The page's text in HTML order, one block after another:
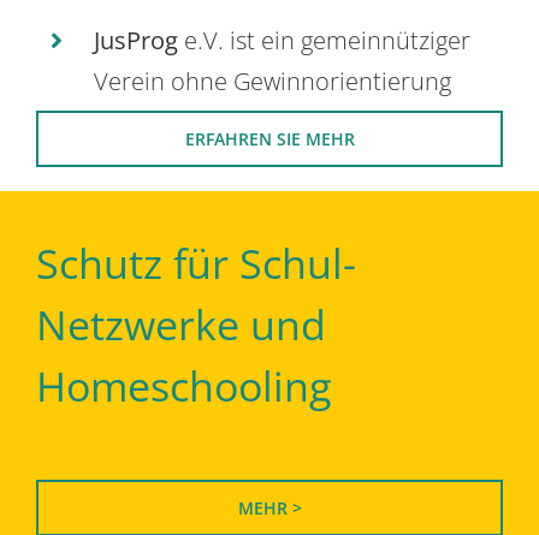
JusProg e.V. ist ein gemeinnütziger
Verein ohne Gewinnorientierung
ERFAHREN SIE MEHR
Schutz für Schul-
Netzwerke und
Homeschooling
MEHR >